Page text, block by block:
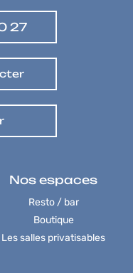
27
Nos espaces
Resto / bar
Boutique
Les salles privatisables